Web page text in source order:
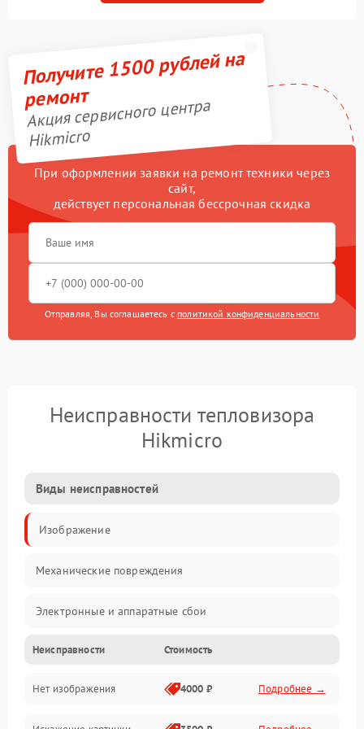
Получите 1500 рублей на
ремонт
Акция сервисного центра
Hikmicro
При оформлении заявки на ремонт техники через
сайт,
действует персональная бессрочная скидка
Отправляя, Вы соглашаетесь с политикой конфиденциальности
Неисправности тепловизора
Hikmicro
Виды неисправностей
Изображение
Механические повреждения
Электронные и аппаратные сбои
Неисправности сенсора и оптики
Программные ошибки
Неисправности Стоимость
Нет изображения 4000 ₽ Подробнее →